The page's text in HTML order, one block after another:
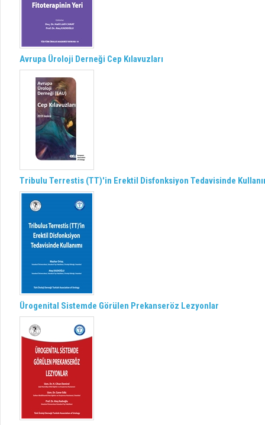
Avrupa Üroloji Derneği Cep Kılavuzları
Tribulu Terrestis (TT)'in Erektil Disfonksiyon Tedavisinde
Ürogenital Sistemde Görülen Prekanseröz Lezyonlar